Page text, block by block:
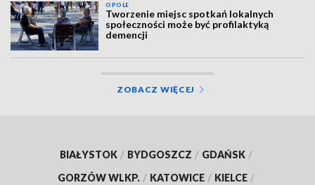
OPOLE
Tworzenie miejsc spotkań lokalnych
społeczności może być profilaktyką
demencji
ZOBACZ WIĘCEJ
BIAŁYSTOK / BYDGOSZCZ / GDAŃSK /
GORZÓW WLKP. / KATOWICE / KIELCE /